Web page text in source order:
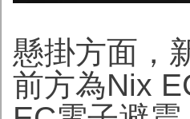
懸掛方面，
前方為Nix